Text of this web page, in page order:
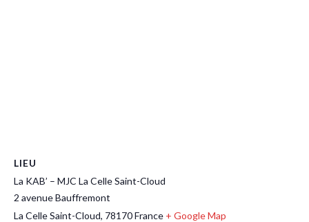
LIEU
La KAB’ – MJC La Celle Saint-Cloud
2 avenue Bauffremont
La Celle Saint-Cloud, 78170France + Google Map